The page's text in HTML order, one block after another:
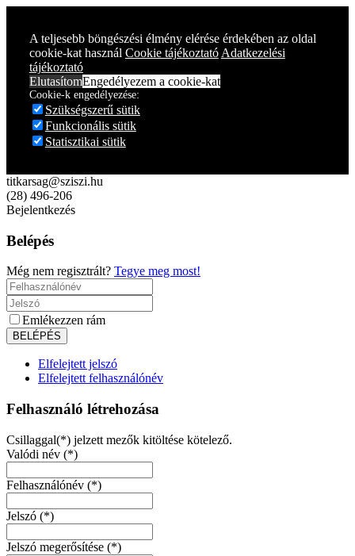
A teljesebb böngészési élmény elérése érdekében az oldal
cookie-kat használ Cookie tájékoztató Adatkezelési
tájékoztató
ElutasítomEngedélyezem a cookie-kat
Cookie-k engedélyezése:
Szükségszerű sütik
Funkcionális sütik
Statisztikai sütik
titkarsag@sziszi.hu
(28) 496-206
Bejelentkezés
Belépés
Még nem regisztrált? Tegye meg most!
Emlékezzen rám
Elfelejtett jelszó
Elfelejtett felhasználónév
Felhasználó létrehozása
Csillaggal(*) jelzett mezők kitöltése kötelező.
Valódi név (*)
Felhasználónév (*)
Jelszó (*)
Jelszó megerősítése (*)